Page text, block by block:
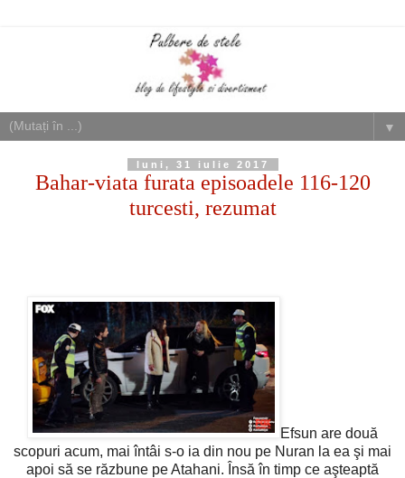
▼
luni, 31 iulie 2017
Bahar-viata furata episoadele 116-120
turcesti, rezumat
Efsun are două
scopuri acum, mai întâi s-o ia din nou pe Nuran la ea şi mai
apoi să se răzbune pe Atahani. Însă în timp ce aşteaptă